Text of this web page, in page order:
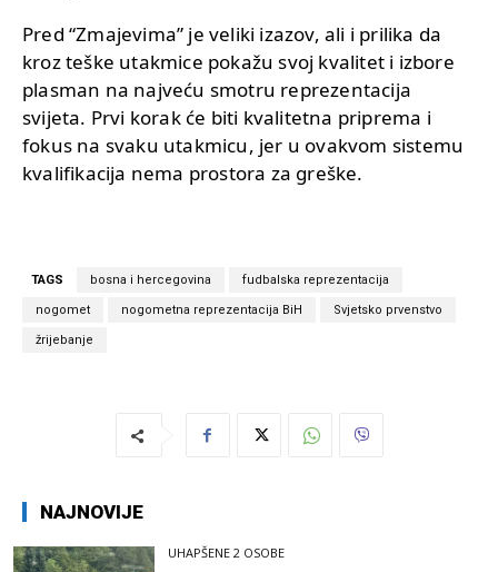
Pred “Zmajevima” je veliki izazov, ali i prilika da
kroz teške utakmice pokažu svoj kvalitet i izbore
plasman na najveću smotru reprezentacija
svijeta. Prvi korak će biti kvalitetna priprema i
fokus na svaku utakmicu, jer u ovakvom sistemu
kvalifikacija nema prostora za greške.
TAGS bosna i hercegovina fudbalska reprezentacija
nogomet nogometna reprezentacija BiH Svjetsko prvenstvo
žrijebanje
NAJNOVIJE
UHAPŠENE 2 OSOBE